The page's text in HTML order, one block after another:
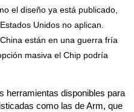
el diseño ya está publicado,
Unidos no aplican.
están en una guerra fría
masiva el Chip podría
herramientas disponibles para
como las de Arm, que